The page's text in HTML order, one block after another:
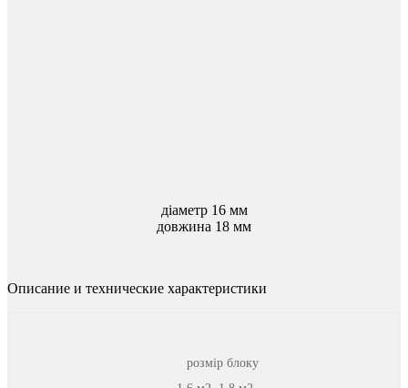
діаметр 16 мм
довжина 18 мм
Описание и технические характеристики
розмір блоку